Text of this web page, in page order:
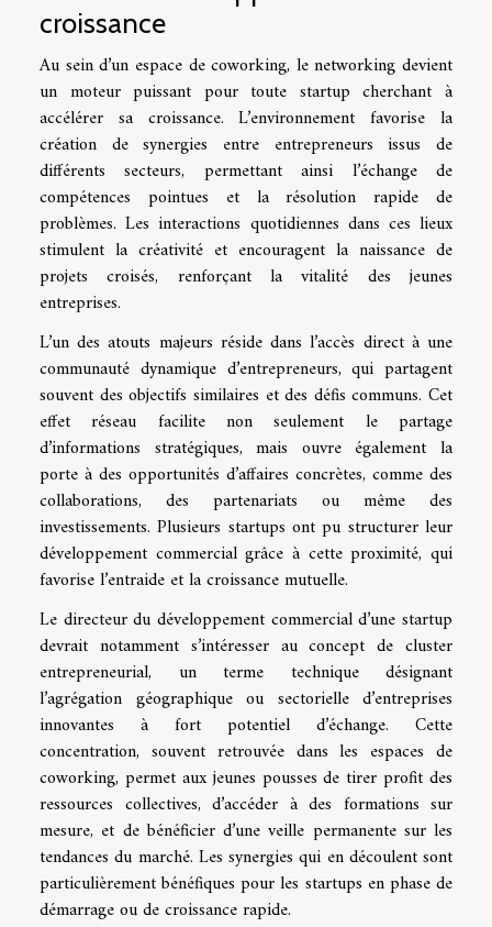
croissance
Au sein d’un espace de coworking, le networking devient
un moteur puissant pour toute startup cherchant à
accélérer sa croissance. L’environnement favorise la
création de synergies entre entrepreneurs issus de
différents secteurs, permettant ainsi l’échange de
compétences pointues et la résolution rapide de
problèmes. Les interactions quotidiennes dans ces lieux
stimulent la créativité et encouragent la naissance de
projets croisés, renforçant la vitalité des jeunes
entreprises.
L’un des atouts majeurs réside dans l’accès direct à une
communauté dynamique d’entrepreneurs, qui partagent
souvent des objectifs similaires et des défis communs. Cet
effet réseau facilite non seulement le partage
d’informations stratégiques, mais ouvre également la
porte à des opportunités d’affaires concrètes, comme des
collaborations, des partenariats ou même des
investissements. Plusieurs startups ont pu structurer leur
développement commercial grâce à cette proximité, qui
favorise l’entraide et la croissance mutuelle.
Le directeur du développement commercial d’une startup
devrait notamment s’intéresser au concept de cluster
entrepreneurial, un terme technique désignant
l’agrégation géographique ou sectorielle d’entreprises
innovantes à fort potentiel d’échange. Cette
concentration, souvent retrouvée dans les espaces de
coworking, permet aux jeunes pousses de tirer profit des
ressources collectives, d’accéder à des formations sur
mesure, et de bénéficier d’une veille permanente sur les
tendances du marché. Les synergies qui en découlent sont
particulièrement bénéfiques pour les startups en phase de
démarrage ou de croissance rapide.